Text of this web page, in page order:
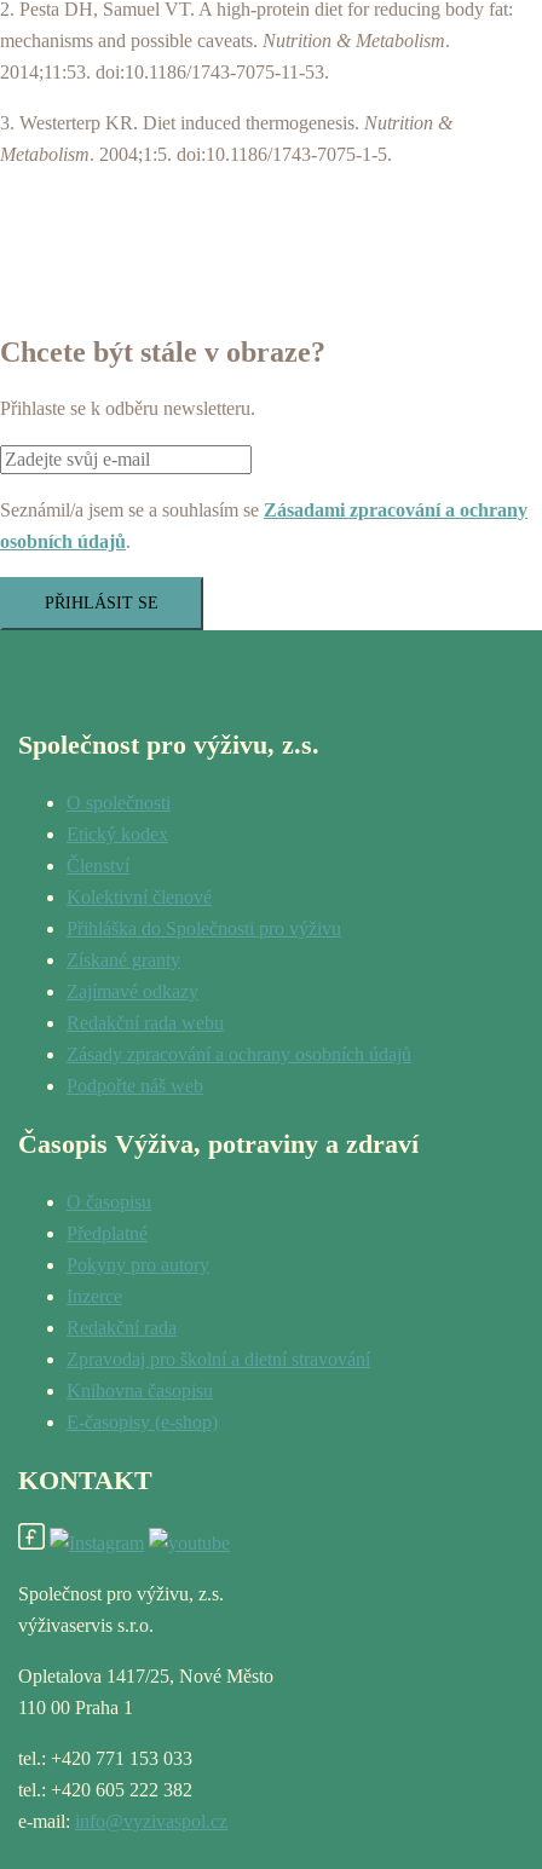
2. Pesta DH, Samuel VT. A high-protein diet for reducing body fat:
mechanisms and possible caveats. Nutrition & Metabolism.
2014;11:53. doi:10.1186/1743-7075-11-53.
3. Westerterp KR. Diet induced thermogenesis. Nutrition &
Metabolism. 2004;1:5. doi:10.1186/1743-7075-1-5.
Chcete být stále v obraze?
Přihlaste se k odběru newsletteru.
Seznámil/a jsem se a souhlasím se Zásadami zpracování a ochrany
osobních údajů.
PŘIHLÁSIT SE
Společnost pro výživu, z.s.
O společnosti
Etický kodex
Členství
Kolektivní členové
Přihláška do Společnosti pro výživu
Získané granty
Zajímavé odkazy
Redakční rada webu
Zásady zpracování a ochrany osobních údajů
Podpořte náš web
Časopis Výživa, potraviny a zdraví
O časopisu
Předplatné
Pokyny pro autory
Inzerce
Redakční rada
Zpravodaj pro školní a dietní stravování
Knihovna časopisu
E-časopisy (e-shop)
KONTAKT
Společnost pro výživu, z.s.
výživaservis s.r.o.
Opletalova 1417/25, Nové Město
110 00 Praha 1
tel.: +420 771 153 033
tel.: +420 605 222 382
e-mail: info@vyzivaspol.cz